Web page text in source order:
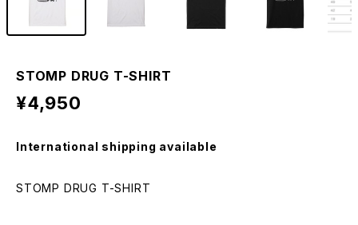
STOMP DRUG T-SHIRT
¥4,950
International shipping available
STOMP DRUG T-SHIRT